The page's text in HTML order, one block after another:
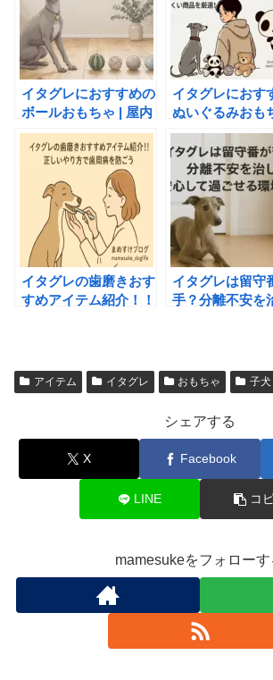
イタグレにおすすめの
ボールおもちゃ | 屋内
でも使えて運動不足解
消！
イタグレにおす
ぬいぐるみおも
安全で壊れにく
を厳選！
イタグレの歯磨きおす
すめアイテム紹介！！
イタグレは留守
手？分離不安を
アイテム イタグレ おもちゃ 子犬
シェアする
X Facebook
LINE コ
mamesukeをフォローす